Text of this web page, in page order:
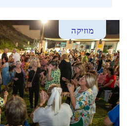
מוזיקה